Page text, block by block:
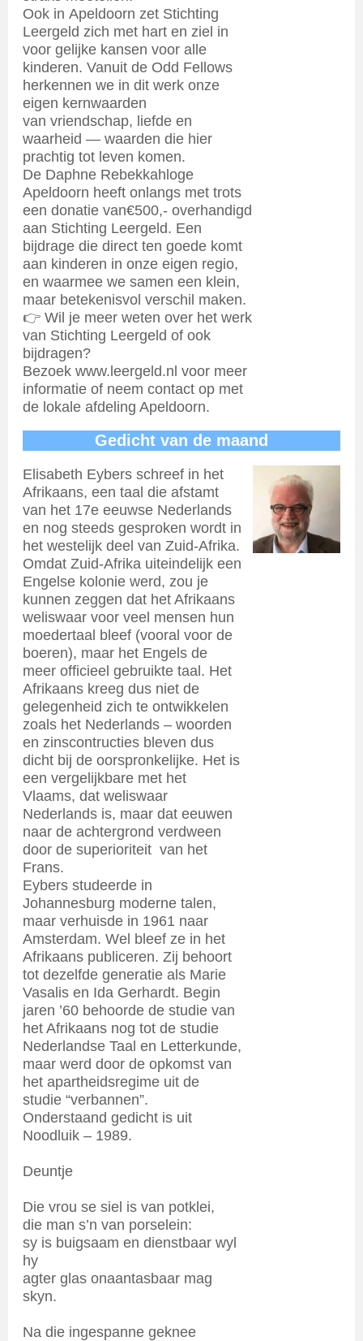
Ook in Apeldoorn zet Stichting
Leergeld zich met hart en ziel in
voor gelijke kansen voor alle
kinderen. Vanuit de Odd Fellows
herkennen we in dit werk onze
eigen kernwaarden
van vriendschap, liefde en
waarheid — waarden die hier
prachtig tot leven komen.
De Daphne Rebekkahloge
Apeldoorn heeft onlangs met trots
een donatie van€500,- overhandigd
aan Stichting Leergeld. Een
bijdrage die direct ten goede komt
aan kinderen in onze eigen regio,
en waarmee we samen een klein,
maar betekenisvol verschil maken.
👉 Wil je meer weten over het werk
van Stichting Leergeld of ook
bijdragen?
Bezoek www.leergeld.nl voor meer
informatie of neem contact op met
de lokale afdeling Apeldoorn.
Gedicht van de maand
Elisabeth Eybers schreef in het
Afrikaans, een taal die afstamt
van het 17e eeuwse Nederlands
en nog steeds gesproken wordt in
het westelijk deel van Zuid-Afrika.
Omdat Zuid-Afrika uiteindelijk een
Engelse kolonie werd, zou je
kunnen zeggen dat het Afrikaans
weliswaar voor veel mensen hun
moedertaal bleef (vooral voor de
boeren), maar het Engels de
meer officieel gebruikte taal. Het
Afrikaans kreeg dus niet de
gelegenheid zich te ontwikkelen
zoals het Nederlands – woorden
en zinscontructies bleven dus
dicht bij de oorspronkelijke. Het is
een vergelijkbare met het
Vlaams, dat weliswaar
Nederlands is, maar dat eeuwen
naar de achtergrond verdween
door de superioriteit van het
Frans.
Eybers studeerde in
Johannesburg moderne talen,
maar verhuisde in 1961 naar
Amsterdam. Wel bleef ze in het
Afrikaans publiceren. Zij behoort
tot dezelfde generatie als Marie
Vasalis en Ida Gerhardt. Begin
jaren ’60 behoorde de studie van
het Afrikaans nog tot de studie
Nederlandse Taal en Letterkunde,
maar werd door de opkomst van
het apartheidsregime uit de
studie “verbannen”.
Onderstaand gedicht is uit
Noodluik – 1989.
Deuntje
Die vrou se siel is van potklei,
die man s’n van porselein:
sy is buigsaam en dienstbaar wyl
hy
agter glas onaantasbaar mag
skyn.
Na die ingespanne geknee